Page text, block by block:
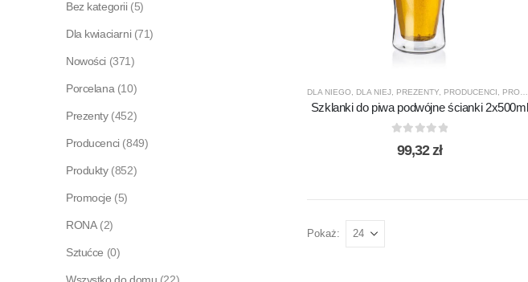
DLA NIEGO, DLA NIEJ, PREZENTY, PRODUCENCI, PRODUKTY
Szklanki do piwa podwójne ścianki 2x500ml
99,32zł
Pokaż:
Bez kategorii (5)
Dla kwiaciarni (71)
Nowości (371)
Porcelana (10)
Prezenty (452)
Producenci (849)
Produkty (852)
Promocje (5)
RONA (2)
Sztućce (0)
Wszystko do domu (22)